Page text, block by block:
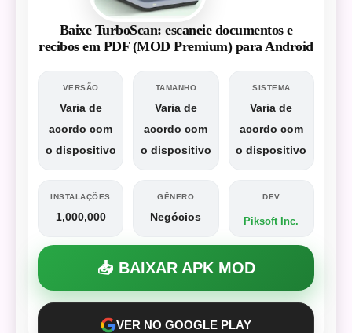
Baixe TurboScan: escaneie documentos e
recibos em PDF (MOD Premium) para Android
VERSÃO
Varia de
acordo com
o dispositivo
TAMANHO
Varia de
acordo com
o dispositivo
SISTEMA
Varia de
acordo com
o dispositivo
INSTALAÇÕES
1,000,000
GÊNERO
Negócios
DEV
Piksoft Inc.
📥 BAIXAR APK MOD
VER NO GOOGLE PLAY